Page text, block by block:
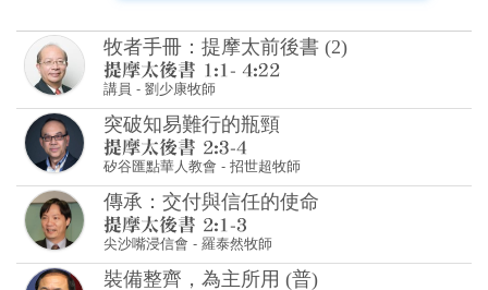
牧者手冊：提摩太前後書 (2)
講員 - 劉少康牧師
突破知易難行的瓶頸
矽谷匯點華人教會 - 招世超牧師
傳承：交付與信任的使命
尖沙嘴浸信會 - 羅泰然牧師
裝備整齊，為主所用 (普)